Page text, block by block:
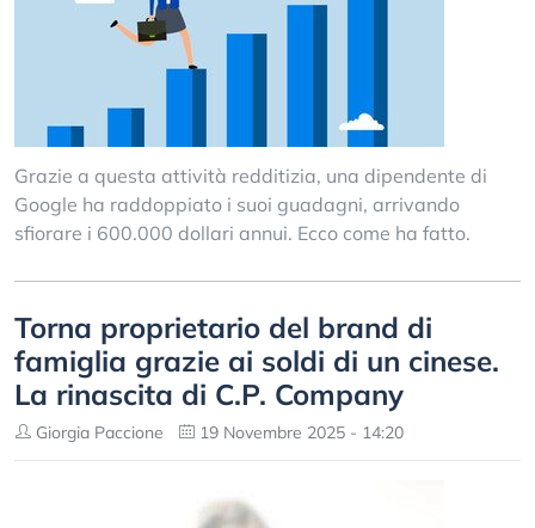
Grazie a questa attività redditizia, una dipendente di
Google ha raddoppiato i suoi guadagni, arrivando
sfiorare i 600.000 dollari annui. Ecco come ha fatto.
Torna proprietario del brand di
famiglia grazie ai soldi di un cinese.
La rinascita di C.P. Company
Giorgia Paccione 19 Novembre 2025 - 14:20